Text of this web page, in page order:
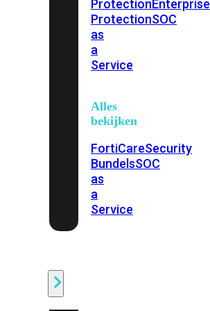
ProtectionEnterprise
ProtectionSOC
as
a
Service
Alles
bekijken
FortiCareSecurity
BundelsSOC
as
a
Service